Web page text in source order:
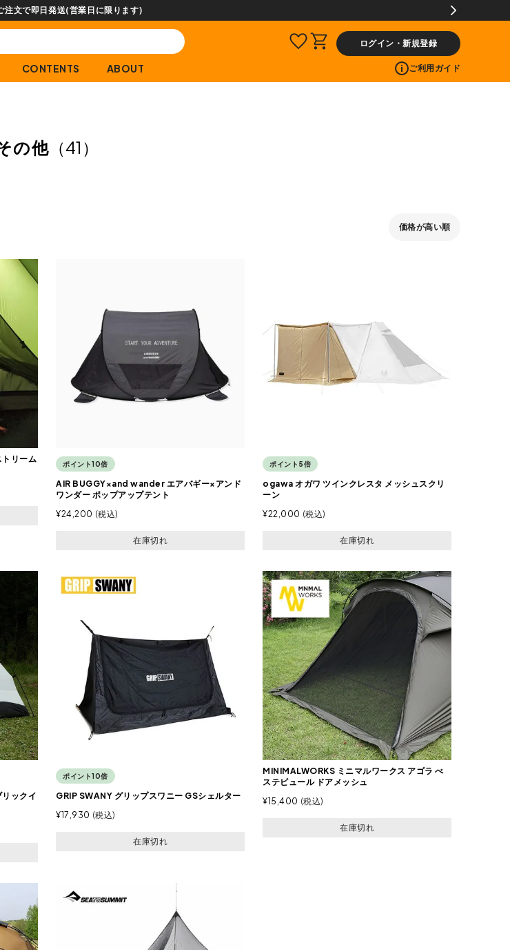
注文で即日発送(営業日に限ります)
ログイン・新規登録
CONTENTS ABOUT ご利用ガイド
の他（41）
価格が高い順
リーム
ポイント10倍
AIR BUGGY×and wander エアバギー×アンド
ワンダー ポップアップテント
¥24,200 税込
在庫切れ
ポイント5倍
ogawa オガワ ツインクレスタ メッシュスクリ
ーン
¥22,000 税込
在庫切れ
ックイ
ポイント10倍
GRIP SWANY グリップスワニー GSシェルター
¥17,930 税込
在庫切れ
MINIMALWORKS ミニマルワークス アゴラ べ
ステビュール ドアメッシュ
¥15,400 税込
在庫切れ